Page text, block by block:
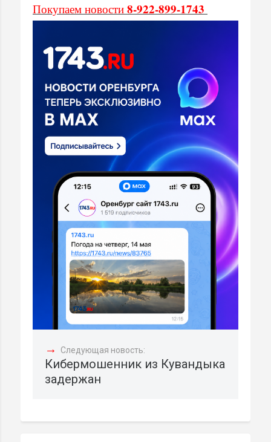
Покупаем новости 8-922-899-1743
→ Следующая новость:
Кибермошенник из Кувандыка
задержан